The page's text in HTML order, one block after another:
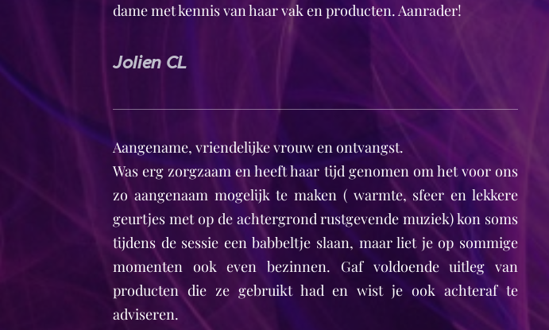
dame met kennis van haar vak en producten. Aanrader!
Jolien CL
Aangename, vriendelijke vrouw en ontvangst.
Was erg zorgzaam en heeft haar tijd genomen om het voor ons
zo aangenaam mogelijk te maken ( warmte, sfeer en lekkere
geurtjes met op de achtergrond rustgevende muziek) kon soms
tijdens de sessie een babbeltje slaan, maar liet je op sommige
momenten ook even bezinnen. Gaf voldoende uitleg van
producten die ze gebruikt had en wist je ook achteraf te
adviseren.